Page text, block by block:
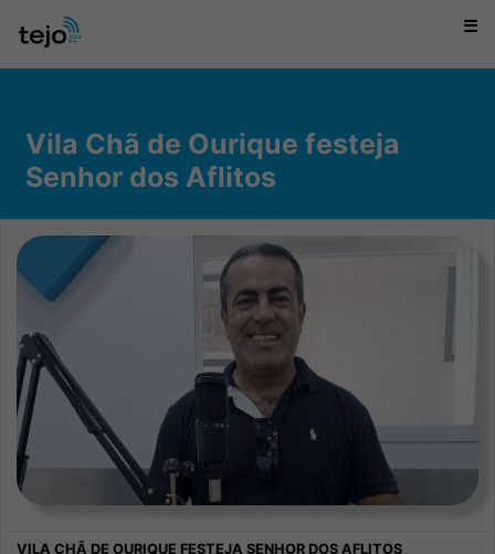
☰
Vila Chã de Ourique festeja
Senhor dos Aflitos